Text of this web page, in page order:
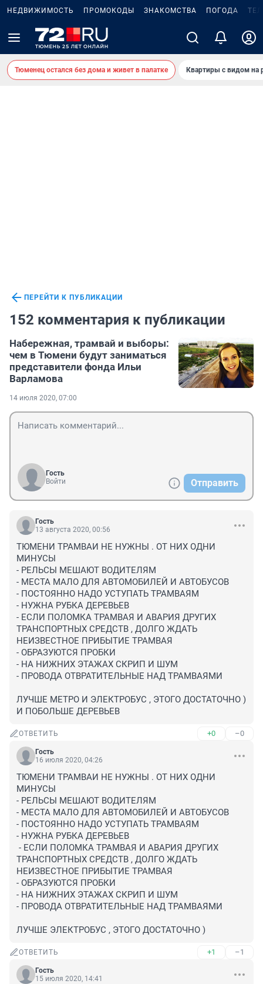
НЕДВИЖИМОСТЬ ПРОМОКОДЫ ЗНАКОМСТВА ПОГОДА
Тюменец остался без дома и живет в палатке Квартиры с видом на
ПЕРЕЙТИ К ПУБЛИКАЦИИ
152 комментария к публикации
Набережная, трамвай и выборы:
чем в Тюмени будут заниматься
представители фонда Ильи
Варламова
14 июля 2020, 07:00
Гость
Войти
Отправить
Гость
13 августа 2020, 00:56
ТЮМЕНИ ТРАМВАИ НЕ НУЖНЫ . ОТ НИХ ОДНИ
МИНУСЫ
- РЕЛЬСЫ МЕШАЮТ ВОДИТЕЛЯМ
- МЕСТА МАЛО ДЛЯ АВТОМОБИЛЕЙ И АВТОБУСОВ
- ПОСТОЯННО НАДО УСТУПАТЬ ТРАМВАЯМ
- НУЖНА РУБКА ДЕРЕВЬЕВ
- ЕСЛИ ПОЛОМКА ТРАМВАЯ И АВАРИЯ ДРУГИХ
ТРАНСПОРТНЫХ СРЕДСТВ , ДОЛГО ЖДАТЬ
НЕИЗВЕСТНОЕ ПРИБЫТИЕ ТРАМВАЯ
- ОБРАЗУЮТСЯ ПРОБКИ
- НА НИЖНИХ ЭТАЖАХ СКРИП И ШУМ
- ПРОВОДА ОТВРАТИТЕЛЬНЫЕ НАД ТРАМВАЯМИ
ЛУЧШЕ МЕТРО И ЭЛЕКТРОБУС , ЭТОГО ДОСТАТОЧНО )
И ПОБОЛЬШЕ ДЕРЕВЬЕВ
ОТВЕТИТЬ +0 –0
Гость
16 июля 2020, 04:26
ТЮМЕНИ ТРАМВАИ НЕ НУЖНЫ . ОТ НИХ ОДНИ
МИНУСЫ
- РЕЛЬСЫ МЕШАЮТ ВОДИТЕЛЯМ
- МЕСТА МАЛО ДЛЯ АВТОМОБИЛЕЙ И АВТОБУСОВ
- ПОСТОЯННО НАДО УСТУПАТЬ ТРАМВАЯМ
- НУЖНА РУБКА ДЕРЕВЬЕВ
- ЕСЛИ ПОЛОМКА ТРАМВАЯ И АВАРИЯ ДРУГИХ
ТРАНСПОРТНЫХ СРЕДСТВ , ДОЛГО ЖДАТЬ
НЕИЗВЕСТНОЕ ПРИБЫТИЕ ТРАМВАЯ
- ОБРАЗУЮТСЯ ПРОБКИ
- НА НИЖНИХ ЭТАЖАХ СКРИП И ШУМ
- ПРОВОДА ОТВРАТИТЕЛЬНЫЕ НАД ТРАМВАЯМИ
ЛУЧШЕ ЭЛЕКТРОБУС , ЭТОГО ДОСТАТОЧНО )
ОТВЕТИТЬ +1 –1
Гость
15 июля 2020, 14:41